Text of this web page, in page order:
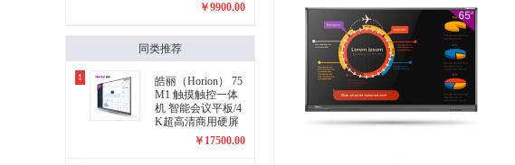
￥9900.00
同类推荐
1
皓丽（Horion） 75
M1 触摸触控一体
机 智能会议平板/4
K超高清商用硬屏
￥ 17500.00